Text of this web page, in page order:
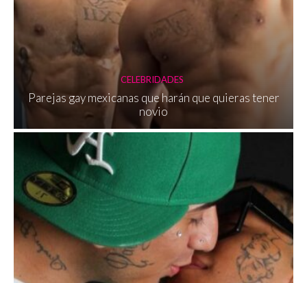
CELEBRIDADES
Parejas gay mexicanas que harán que quieras tener
novio